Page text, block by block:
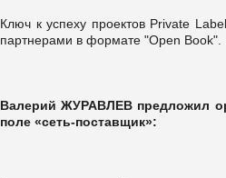
Ключ к успеху проектов Private
партнерами в формате "Open Book".
Валерий ЖУРАВЛЕВ предложил
поле «сеть-поставщик»: